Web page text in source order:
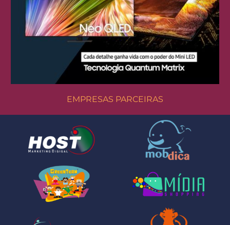
EMPRESAS PARCEIRAS